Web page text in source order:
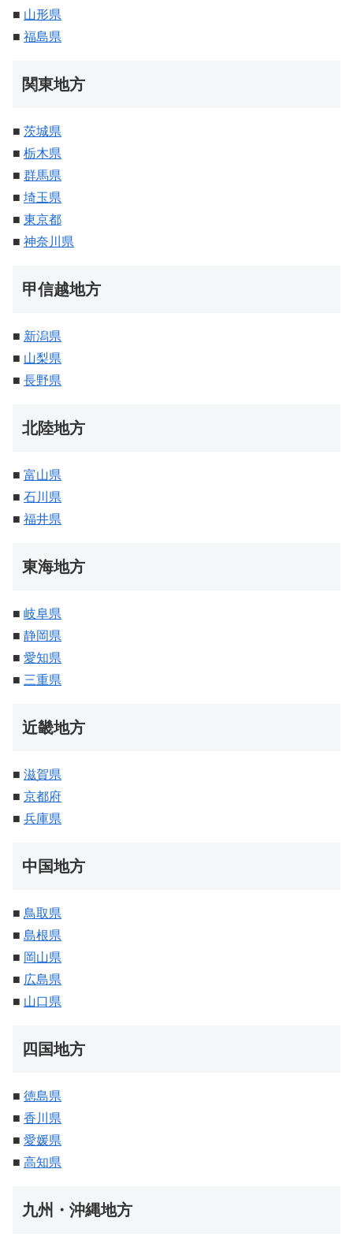
■ 山形県
■ 福島県
関東地方
■ 茨城県
■ 栃木県
■ 群馬県
■ 埼玉県
■ 東京都
■ 神奈川県
甲信越地方
■ 新潟県
■ 山梨県
■ 長野県
北陸地方
■ 富山県
■ 石川県
■ 福井県
東海地方
■ 岐阜県
■ 静岡県
■ 愛知県
■ 三重県
近畿地方
■ 滋賀県
■ 京都府
■ 兵庫県
中国地方
■ 鳥取県
■ 島根県
■ 岡山県
■ 広島県
■ 山口県
四国地方
■ 徳島県
■ 香川県
■ 愛媛県
■ 高知県
九州・沖縄地方